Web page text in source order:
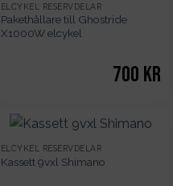
ELCYKEL RESERVDELAR
Pakethållare till Ghostride
X1000W elcykel
700 kr
ELCYKEL RESERVDELAR
Kassett 9vxl Shimano